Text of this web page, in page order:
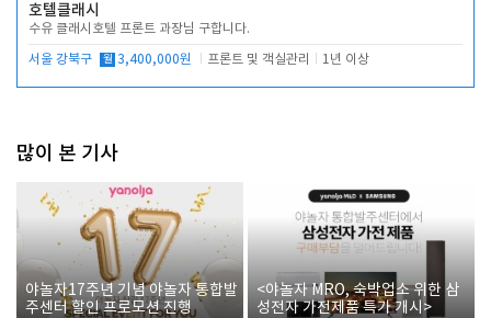
호텔클래시
수유 클래시호텔 프론트 과장님 구합니다.
서울 강북구 월 3,400,000원 프론트 및 객실관리 1년 이상
많이 본 기사
야놀자17주년 기념 야놀자 통합발
주센터 할인 프로모션 진행
<야놀자 MRO, 숙박업소 위한 삼
성전자 가전제품 특가 개시>